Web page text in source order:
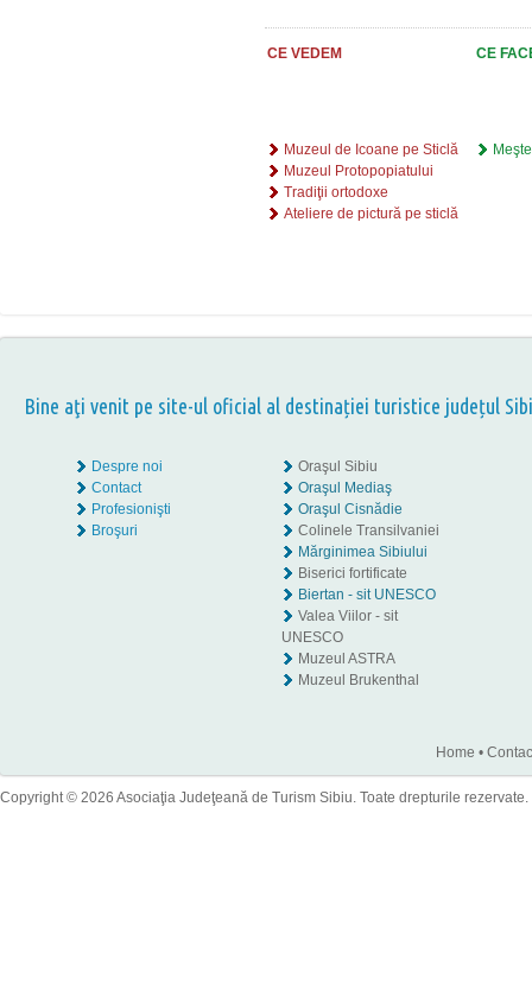
CE VEDEM CE
Muzeul de Icoane pe Sticlă
Muzeul Protopopiatului
Tradiţii ortodoxe
Ateliere de pictură pe sticlă
Bine aţi venit pe site-ul oficial al destinației turistice județul
Despre noi
Contact
Profesionişti
Broşuri
Oraşul Sibiu
Oraşul Mediaş
Oraşul Cisnădie
Colinele Transilvaniei
Mărginimea Sibiului
Biserici fortificate
Biertan - sit UNESCO
Valea Viilor - sit
UNESCO
Muzeul ASTRA
Muzeul Brukenthal
Home •
Copyright © 2026 Asociaţia Judeţeană de Turism Sibiu. Toate drepturile rezervate.